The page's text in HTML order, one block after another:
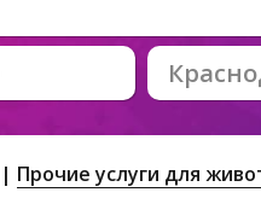
Прочие услуги для